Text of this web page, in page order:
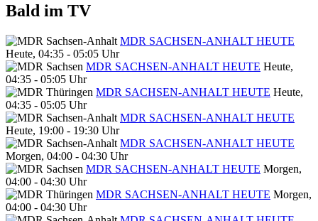
Bald im TV
MDR SACHSEN-ANHALT HEUTE
Heute, 04:35 - 05:05 Uhr
MDR SACHSEN-ANHALT HEUTE Heute,
04:35 - 05:05 Uhr
MDR SACHSEN-ANHALT HEUTE Heute,
04:35 - 05:05 Uhr
MDR SACHSEN-ANHALT HEUTE
Heute, 19:00 - 19:30 Uhr
MDR SACHSEN-ANHALT HEUTE
Morgen, 04:00 - 04:30 Uhr
MDR SACHSEN-ANHALT HEUTE Morgen,
04:00 - 04:30 Uhr
MDR SACHSEN-ANHALT HEUTE Morgen,
04:00 - 04:30 Uhr